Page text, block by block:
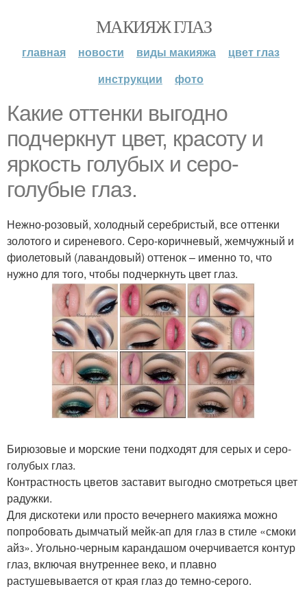
МАКИЯЖ ГЛАЗ
главная новости виды макияжа
цвет глаз
инструкции
фото
Какие оттенки выгодно
подчеркнут цвет, красоту и
яркость голубых и серо-
голубые глаз.
Нежно-розовый, холодный серебристый, все оттенки
золотого и сиреневого. Серо-коричневый, жемчужный и
фиолетовый (лавандовый) оттенок – именно то, что
нужно для того, чтобы подчеркнуть цвет глаз.
Бирюзовые и морские тени подходят для серых и серо-
голубых глаз.
Контрастность цветов заставит выгодно смотреться цвет
радужки.
Для дискотеки или просто вечернего макияжа можно
попробовать дымчатый мейк-ап для глаз в стиле «смоки
айз». Угольно-черным карандашом очерчивается контур
глаз, включая внутреннее веко, и плавно
растушевывается от края глаз до темно-серого.